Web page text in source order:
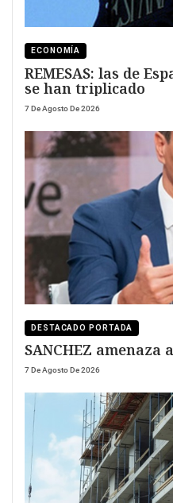
ECONOMÍA
REMESAS: las de
se han triplicado
7 De Agosto De 2026
DESTACADO PORTADA
SANCHEZ
7 De Agosto De 2026